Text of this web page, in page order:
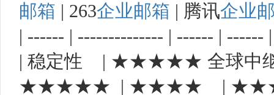
邮箱 | 263企业邮箱 | 腾讯企业
| ------ | -------------- | ------ | ------
| 稳定性 | ★★★★★ 全球
★★★★★ | ★★★★ |